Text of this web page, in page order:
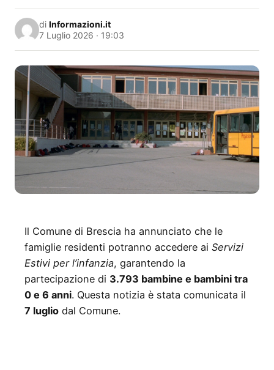
di Informazioni.it
7 Luglio 2026 · 19:03
Il Comune di Brescia ha annunciato che le
famiglie residenti potranno accedere ai Servizi
Estivi per l’infanzia, garantendo la
partecipazione di 3.793 bambine e bambini tra
0 e 6 anni. Questa notizia è stata comunicata il
7 luglio dal Comune.